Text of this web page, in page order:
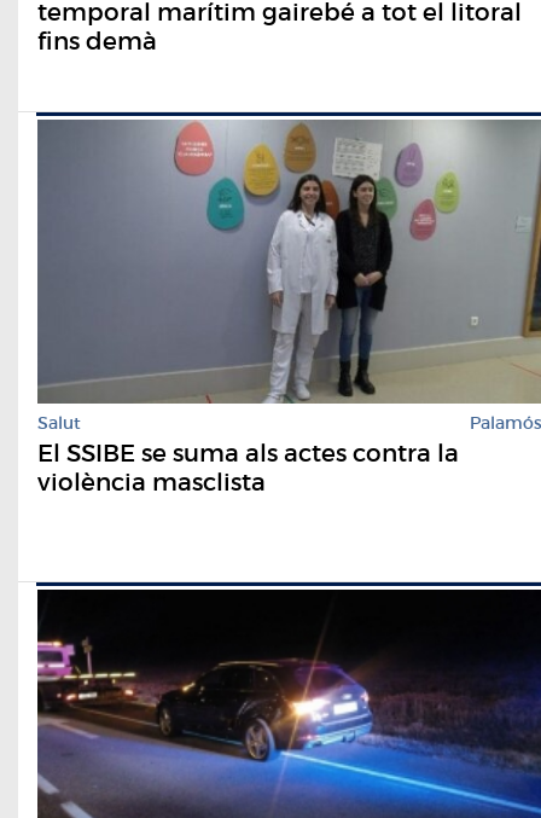
temporal marítim gairebé a tot el litoral
fins demà
Salut Palamós
El SSIBE se suma als actes contra la
violència masclista